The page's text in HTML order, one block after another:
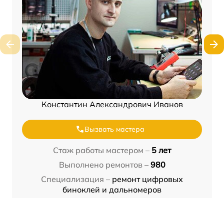
Константин Александрович Иванов
Вызвать мастера
Стаж работы мастером – 5 лет
Выполнено ремонтов – 980
Специализация – ремонт цифровых
биноклей и дальномеров